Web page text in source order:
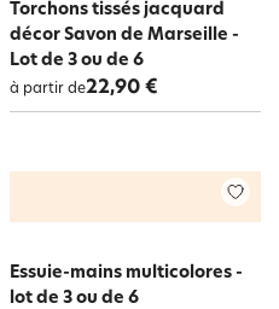
Torchons tissés jacquard
décor Savon de Marseille -
Lot de 3 ou de 6
à partir de22,90 €
Essuie-mains multicolores -
lot de 3 ou de 6